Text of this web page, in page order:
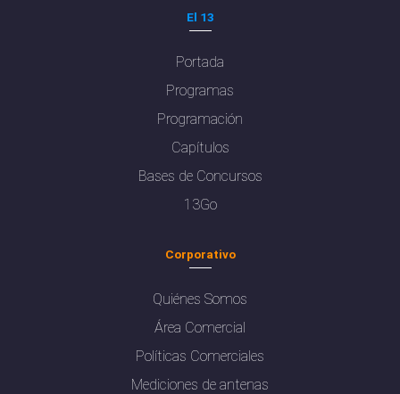
El 13
Portada
Programas
Programación
Capítulos
Bases de Concursos
13Go
Corporativo
Quiénes Somos
Área Comercial
Políticas Comerciales
Mediciones de antenas